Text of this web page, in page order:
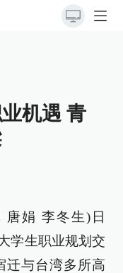
机遇 青
唐娟 李冬生)日
学生职业规划交
迁与台湾多所高